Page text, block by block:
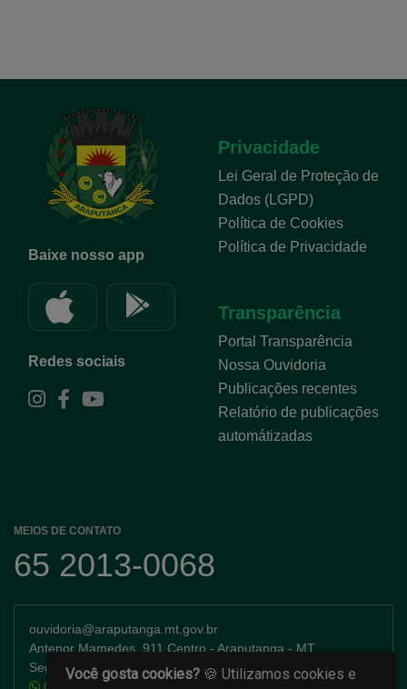
Baixe nosso app
Redes sociais
Privacidade
Lei Geral de Proteção de
Dados (LGPD)
Política de Cookies
Política de Privacidade
Transparência
Portal Transparência
Nossa Ouvidoria
Publicações recentes
Relatório de publicações
automátizadas
MEIOS DE CONTATO
65 2013-0068
ouvidoria@araputanga.mt.gov.br
Antenor Mamedes, 911 Centro - Araputanga - MT
Segunda a Sexta-feira: 7h as 11h e 13h as 17h
65 99935-6670
Você gosta cookies? 🍪 Utilizamos cookies e